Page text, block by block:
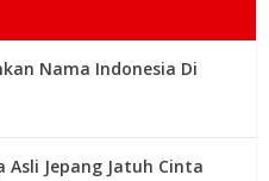
Nama Indonesia Di
Asli Jepang Jatuh Cinta